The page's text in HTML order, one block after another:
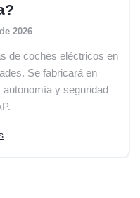
2026
de coches eléctricos en
Se fabricará en
y seguridad